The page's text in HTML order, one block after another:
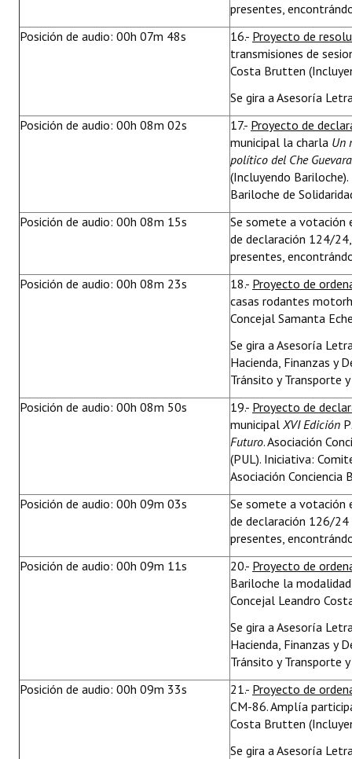
presentes,
Posición de audio: 00h 07m 48s
16.- Proyecto de
transmisiones de
Costa Brutten
Se gira a Asesoría
Posición de audio: 00h 08m 02s
17.- Proyecto de
municipal la charla Un
político del Che Guevara
(Incluyendo
Bariloche de
Posición de audio: 00h 08m 15s
Se somete a
de declaración 124/
presentes,
Posición de audio: 00h 08m 23s
18.- Proyecto de
casas rodantes
Concejal Samanta
Se gira a Asesoría
Hacienda, Finanzas y
Tránsito y Transporte
Posición de audio: 00h 08m 50s
19.- Proyecto de
municipal XVI Edición P
Futuro. Asociación
(PUL). Iniciativa:
Asociación Conciencia
Posición de audio: 00h 09m 03s
Se somete a
de declaración 126/24
presentes,
Posición de audio: 00h 09m 11s
20.- Proyecto de
Bariloche la
Concejal Leandro
Se gira a Asesoría
Hacienda, Finanzas y
Tránsito y Transporte
Posición de audio: 00h 09m 33s
21.- Proyecto de
CM-86. Amplía
Costa Brutten
Se gira a Asesoría